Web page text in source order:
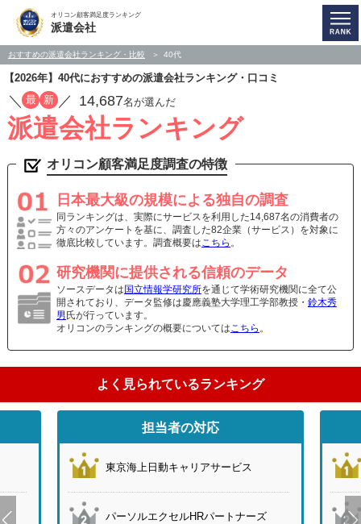
オリコン顧客満足度ランキング
派遣会社
おすすめの派遣会社ランキング・比較 40代
【2026年】40代におすすめの派遣会社ランキング・口コミ
／ 最 新 ／ 14,687名が選んだ
派遣会社ランキング
オリコン顧客満足度調査の特徴
日本最大級の規模による独自の調査
同ランキングは、実際にサービスを利用した14,687名の消費者の
方々のアンケートを基に、調査した82企業（サービス）を対象に
徹底比較しています。調査概要はこちら 。
研究機関に提供される信頼のデータ
ソースデータは 国立情報学研究所を通じて学術研究機関に全て公
開されており、データ監修は慶應義塾大学理工学部教授・ 鈴木秀
男 氏が行っています。
オリコンのランキングの概要についてはこちら 。
よく見られているランキング
担当者の対応
東京海上日動キャリアサービス
パーソルエクセルHRパートナーズ